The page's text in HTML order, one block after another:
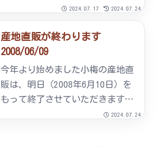
が進んでいるようです。
2024.07.17 2024.07.24
産地直販が終わります
2008/06/09
今年より始めました小梅の産地直
販は、明日（2008年6月10日）を
もって終了させていただきます。
たくさんの方々にご利用いただき
2024.07.24